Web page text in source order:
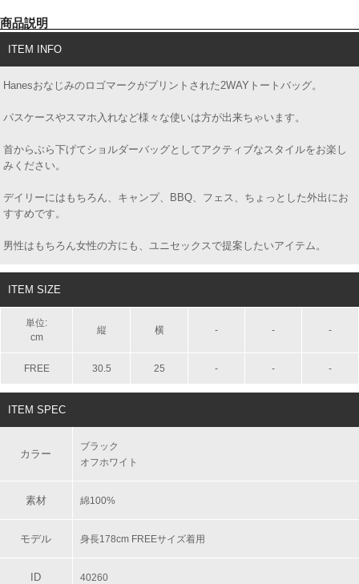
商品説明
ITEM INFO
Hanesおなじみのロゴマークがプリントされた2WAYトートバッグ。
パスケースやスマホ入れなど様々な使いは方が出来ちゃいます。
首からぶら下げてショルダーバッグとしてアクティブなスタイルをお楽し
みください。
デイリーにはもちろん、キャンプ、BBQ、フェス、ちょっとした外出にお
すすめです。
男性はもちろん女性の方にも、ユニセックスで提案したいアイテム。
ITEM SIZE
単位:
cm
縦 横 - - -
FREE 30.5 25 - - -
ITEM SPEC
カラー
ブラック
オフホワイト
素材 綿100%
モデル 身長178cm FREEサイズ着用
ID 40260